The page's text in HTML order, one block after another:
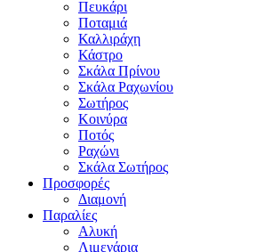
Πευκάρι
Ποταμιά
Καλλιράχη
Κάστρο
Σκάλα Πρίνου
Σκάλα Ραχωνίου
Σωτήρος
Κοινύρα
Ποτός
Ραχώνι
Σκάλα Σωτήρος
Προσφορές
Διαμονή
Παραλίες
Αλυκή
Λιμενάρια